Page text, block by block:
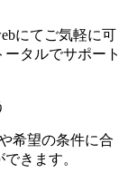
にてご気軽に可
タルでサポート
希望の条件に合
きます。